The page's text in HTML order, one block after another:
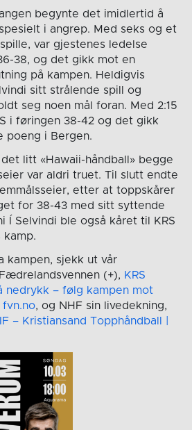
begynte det imidlertid å
i angrep. Med seks og et
var gjestenes ledelse
38, og det gikk mot en
på kampen. Heldigvis
sitt strålende spill og
seg noen mål foran. Med 2:15
i føringen 38-42 og det gikk
i Bergen.
litt «Hawaii-håndball» begge
var aldri truet. Til slutt endte
etter at toppskårer
for 38-43 med sitt syttende
Í Selvindi ble også kåret til KRS
kamp.
kampen, sjekk ut vår
(+), KRS
nedrykk – følg kampen mot
, og NHF sin livedekning,
– Kristiansand Topphåndball |